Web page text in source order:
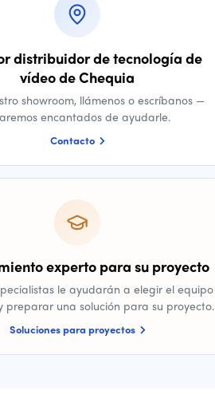
distribuidor de tecnología de
vídeo de Chequia
showroom, llámenos o escríbanos —
encantados de ayudarle.
Contacto
experto para su proyecto
le ayudarán a elegir el equipo
preparar una solución para su proyecto.
Soluciones para proyectos